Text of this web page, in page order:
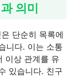
의미
단순히 목록에
니다. 이는 소통
이상 관계를 유
있습니다. 친구